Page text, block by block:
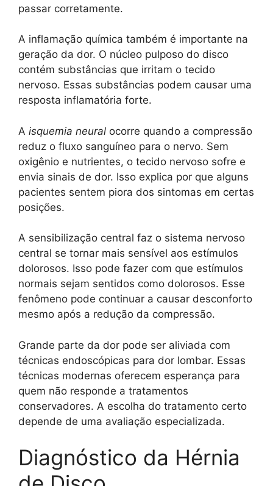
passar corretamente.
A inflamação química também é importante na
geração da dor. O núcleo pulposo do disco
contém substâncias que irritam o tecido
nervoso. Essas substâncias podem causar uma
resposta inflamatória forte.
A isquemia neural ocorre quando a compressão
reduz o fluxo sanguíneo para o nervo. Sem
oxigênio e nutrientes, o tecido nervoso sofre e
envia sinais de dor. Isso explica por que alguns
pacientes sentem piora dos sintomas em certas
posições.
A sensibilização central faz o sistema nervoso
central se tornar mais sensível aos estímulos
dolorosos. Isso pode fazer com que estímulos
normais sejam sentidos como dolorosos. Esse
fenômeno pode continuar a causar desconforto
mesmo após a redução da compressão.
Grande parte da dor pode ser aliviada com
técnicas endoscópicas para dor lombar. Essas
técnicas modernas oferecem esperança para
quem não responde a tratamentos
conservadores. A escolha do tratamento certo
depende de uma avaliação especializada.
Diagnóstico da Hérnia